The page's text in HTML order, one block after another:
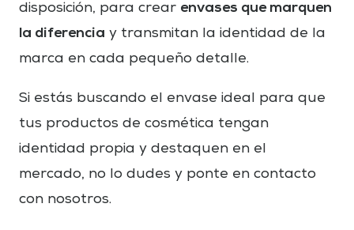
disposición, para crear envases que marquen
la diferencia y transmitan la identidad de la
marca en cada pequeño detalle.
Si estás buscando el envase ideal para que
tus productos de cosmética tengan
identidad propia y destaquen en el
mercado, no lo dudes y ponte en contacto
con nosotros.